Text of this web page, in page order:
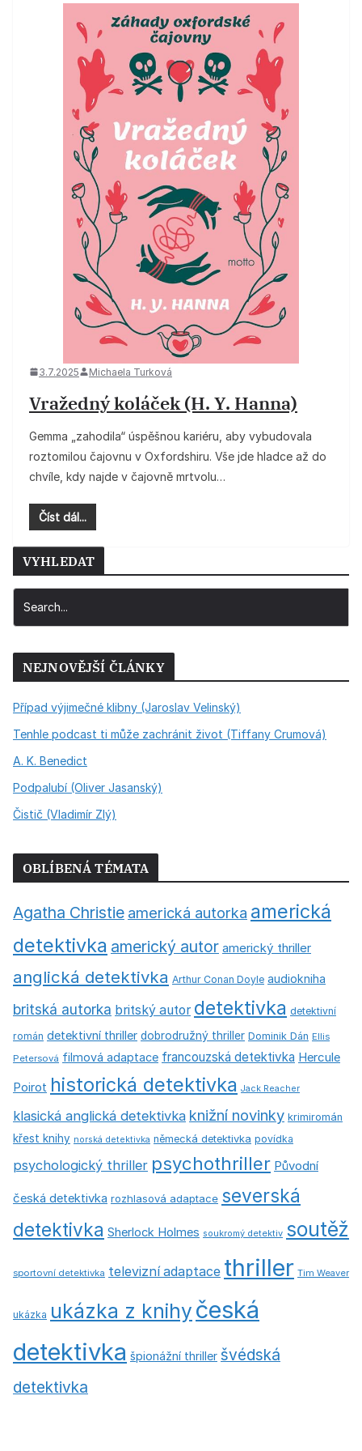
3.7.2025 Michaela Turková
Vražedný koláček (H. Y. Hanna)
Gemma „zahodila“ úspěšnou kariéru, aby vybudovala
roztomilou čajovnu v Oxfordshiru. Vše jde hladce až do
chvíle, kdy najde v čajovně mrtvolu…
Číst dál...
VYHLEDAT
NEJNOVĚJŠÍ ČLÁNKY
Případ výjimečné klibny (Jaroslav Velinský)
Tenhle podcast ti může zachránit život (Tiffany Crumová)
A. K. Benedict
Podpalubí (Oliver Jasanský)
Čistič (Vladimír Zlý)
OBLÍBENÁ TÉMATA
Agatha Christie americká autorka americká
detektivka americký autor americký thriller
anglická detektivka Arthur Conan Doyle audiokniha
britská autorka britský autor detektivka detektivní
román detektivní thriller dobrodružný thriller Dominik Dán Ellis
Petersová filmová adaptace francouzská detektivka Hercule
Poirot historická detektivka Jack Reacher
klasická anglická detektivka knižní novinky krimiromán
křest knihy norská detektivka německá detektivka povídka
psychologický thriller psychothriller Původní
česká detektivka rozhlasová adaptace severská
detektivka Sherlock Holmes soukromý detektiv soutěž
sportovní detektivka televizní adaptace thriller Tim Weaver
ukázka ukázka z knihy česká
detektivka špionážní thriller švédská
detektivka